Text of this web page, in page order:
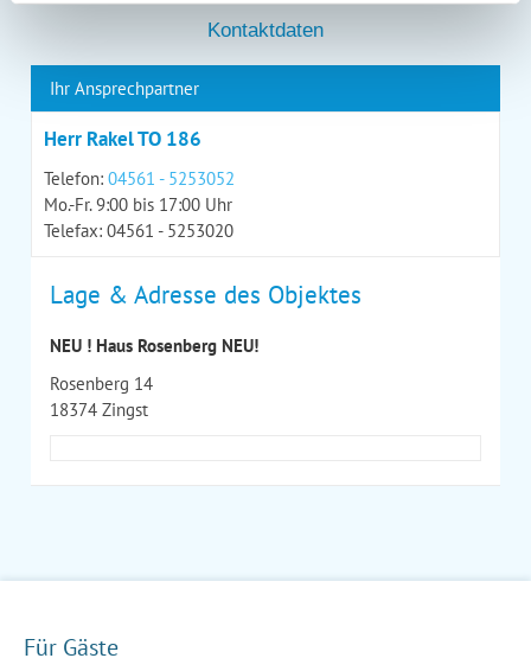
Kontaktdaten
Ihr Ansprechpartner
Herr Rakel TO 186
Telefon: 04561 - 5253052
Mo.-Fr. 9:00 bis 17:00 Uhr
Telefax: 04561 - 5253020
Lage & Adresse des Objektes
NEU ! Haus Rosenberg NEU!
Rosenberg 14
18374 Zingst
Für Gäste